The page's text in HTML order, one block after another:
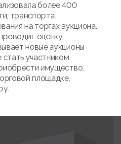
более 400
транспорта,
на торгах аукциона.
оценку
новые аукционы
участником
имущество,
площадке,